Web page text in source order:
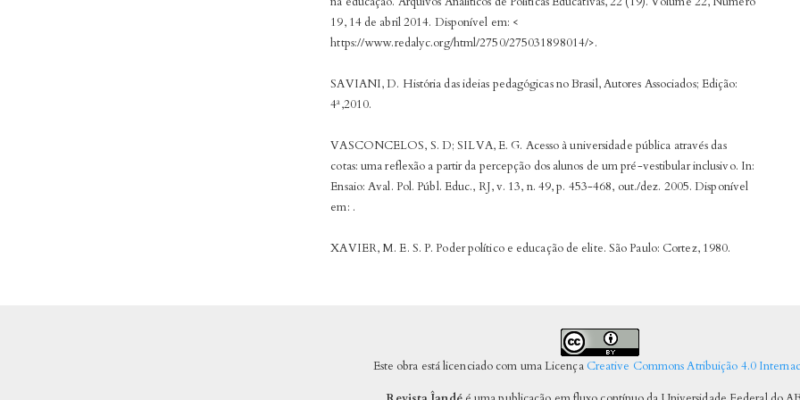
19, 14 de abril 2014. Disponível em: <
https://www.redalyc.org/html/2750/275031898014/>.
SAVIANI, D. História das ideias pedagógicas no Brasil, Autores Associados; Edição:
4ª,2010.
VASCONCELOS, S. D; SILVA, E. G. Acesso à universidade pública através das
cotas: uma reflexão a partir da percepção dos alunos de um pré-vestibular inclusivo. In:
Ensaio: Aval. Pol. Públ. Educ., RJ, v. 13, n. 49, p. 453-468, out./dez. 2005. Disponível
em: .
XAVIER, M. E. S. P. Poder político e educação de elite. São Paulo: Cortez, 1980.
Este obra está licenciado com uma Licença Creative Commons Atribuição 4.0